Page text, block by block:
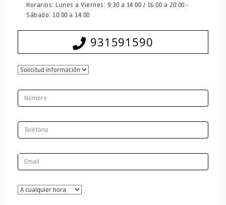
Horarios: Lunes a Viernes: 9:30 a 14:00 / 16:00 a 20:00 -
Sábado: 10:00 a 14:00
931591590